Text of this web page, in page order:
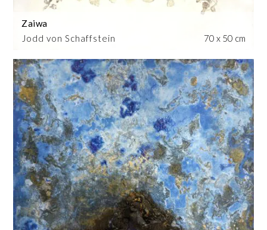
Jodd von Schaffstein
Zaiwa
70 x 50 cm